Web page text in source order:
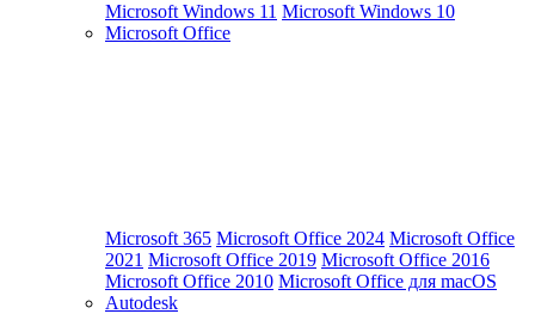
Microsoft Windows 11 Microsoft Windows 10
Microsoft Office
Microsoft 365 Microsoft Office 2024 Microsoft Office
2021 Microsoft Office 2019 Microsoft Office 2016
Microsoft Office 2010 Microsoft Office для macOS
Autodesk